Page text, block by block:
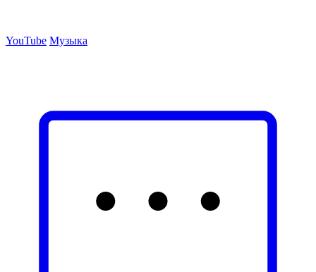
YouTube Музыка